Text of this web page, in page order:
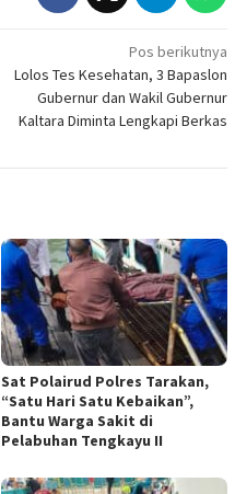
Pos berikutnya
Lolos Tes Kesehatan, 3 Bapaslon
Gubernur dan Wakil Gubernur
Kaltara Diminta Lengkapi Berkas
Sat Polairud Polres Tarakan,
“Satu Hari Satu Kebaikan”,
Bantu Warga Sakit di
Pelabuhan Tengkayu II